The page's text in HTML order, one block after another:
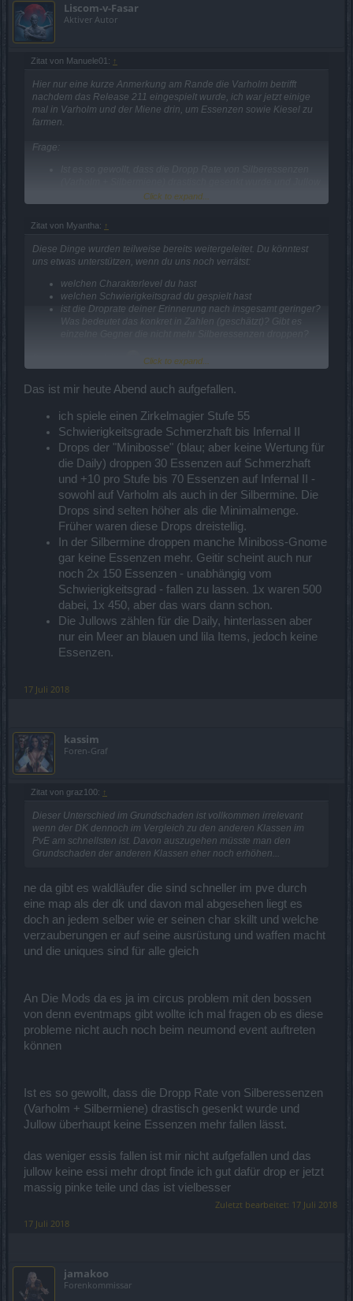
Liscom-v-Fasar
Aktiver Autor
Zitat von Manuele01: ↑
Hier nur eine kurze Anmerkung am Rande die Varholm betrifft
nachdem das Release 211 eingespielt wurde, ich war jetzt einige
mal in Varholm und der Miene drin, um Essenzen sowie Kiesel zu
farmen.
Frage:
überhaupt keine Essenzen mehr fallen lässt.
Die besonderen Monster zählen leider auch nicht mehr für
die tägliche Quest.
Wäre schön, wenn ihr euch das mal etwas genauer anseht, danke.
Click to expand...
Zitat von Myantha: ↑
Diese Dinge wurden teilweise bereits weitergeleitet. Du könntest
uns etwas unterstützen, wenn du uns noch verrätst:
welchen Charakterlevel du hast
welchen Schwierigkeitsgrad du gespielt hast
ist die Droprate deiner Erinnerung nach insgesamt geringer?
Was bedeutet das konkret in Zahlen (geschätzt)? Gibt es
Click to expand...
Das ist mir heute Abend auch aufgefallen.
ich spiele einen Zirkelmagier Stufe 55
Schwierigkeitsgrade Schmerzhaft bis Infernal II
Drops der "Minibosse" (blau; aber keine Wertung für
die Daily) droppen 30 Essenzen auf Schmerzhaft
und +10 pro Stufe bis 70 Essenzen auf Infernal II -
sowohl auf Varholm als auch in der Silbermine. Die
Drops sind selten höher als die Minimalmenge.
Früher waren diese Drops dreistellig.
In der Silbermine droppen manche Miniboss-Gnome
gar keine Essenzen mehr. Geitir scheint auch nur
noch 2x 150 Essenzen - unabhängig vom
Schwierigkeitsgrad - fallen zu lassen. 1x waren 500
dabei, 1x 450, aber das wars dann schon.
Die Jullows zählen für die Daily, hinterlassen aber
nur ein Meer an blauen und lila Items, jedoch keine
Essenzen.
17 Juli 2018
kassim
Foren-Graf
Zitat von graz100: ↑
Dieser Unterschied im Grundschaden ist vollkommen irrelevant
wenn der DK dennoch im Vergleich zu den anderen Klassen im
PvE am schnellsten ist. Davon auszugehen müsste man den
Grundschaden der anderen Klassen eher noch erhöhen...
ne da gibt es waldläufer die sind schneller im pve durch
eine map als der dk und davon mal abgesehen liegt es
doch an jedem selber wie er seinen char skillt und welche
verzauberungen er auf seine ausrüstung und waffen macht
und die uniques sind für alle gleich
An Die Mods da es ja im circus problem mit den bossen
von denn eventmaps gibt wollte ich mal fragen ob es diese
probleme nicht auch noch beim neumond event auftreten
können
Ist es so gewollt, dass die Dropp Rate von Silberessenzen
(Varholm + Silbermiene) drastisch gesenkt wurde und
Jullow überhaupt keine Essenzen mehr fallen lässt.
das weniger essis fallen ist mir nicht aufgefallen und das
jullow keine essi mehr dropt finde ich gut dafür drop er jetzt
massig pinke teile und das ist vielbesser
Zuletzt bearbeitet: 17 Juli 2018
17 Juli 2018
jamakoo
Forenkommissar